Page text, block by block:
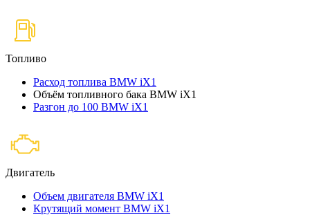
Топливо
Расход топлива BMW iX1
Объём топливного бака BMW iX1
Разгон до 100 BMW iX1
Двигатель
Объем двигателя BMW iX1
Крутящий момент BMW iX1